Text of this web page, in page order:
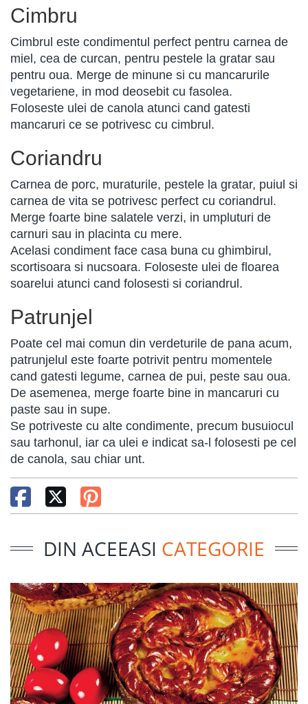
Cimbru
Cimbrul este condimentul perfect pentru carnea de
miel, cea de curcan, pentru pestele la gratar sau
pentru oua. Merge de minune si cu mancarurile
vegetariene, in mod deosebit cu fasolea.
Foloseste ulei de canola atunci cand gatesti
mancaruri ce se potrivesc cu cimbrul.
Coriandru
Carnea de porc, muraturile, pestele la gratar, puiul si
carnea de vita se potrivesc perfect cu coriandrul.
Merge foarte bine salatele verzi, in umpluturi de
carnuri sau in placinta cu mere.
Acelasi condiment face casa buna cu ghimbirul,
scortisoara si nucsoara. Foloseste ulei de floarea
soarelui atunci cand folosesti si coriandrul.
Patrunjel
Poate cel mai comun din verdeturile de pana acum,
patrunjelul este foarte potrivit pentru momentele
cand gatesti legume, carnea de pui, peste sau oua.
De asemenea, merge foarte bine in mancaruri cu
paste sau in supe.
Se potriveste cu alte condimente, precum busuiocul
sau tarhonul, iar ca ulei e indicat sa-l folosesti pe cel
de canola, sau chiar unt.
DIN ACEEASI CATEGORIE